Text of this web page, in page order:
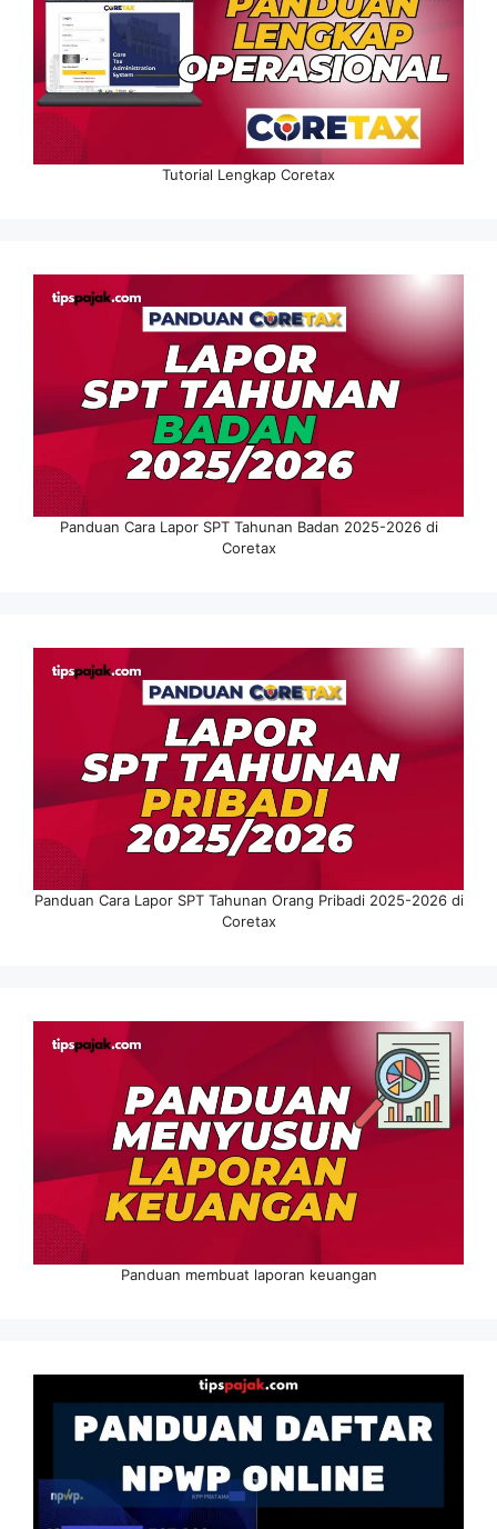
Tutorial Lengkap Coretax
Panduan Cara Lapor SPT Tahunan Badan 2025-2026 di
Coretax
Panduan Cara Lapor SPT Tahunan Orang Pribadi 2025-2026 di
Coretax
Panduan membuat laporan keuangan